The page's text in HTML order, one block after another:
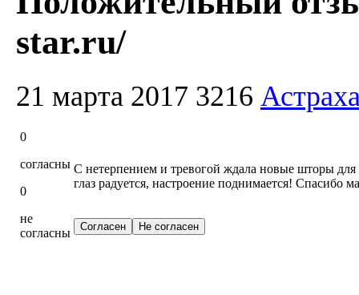
star.ru/
21 марта 2017 3216
0
согласны
0
не
согласны
С нетерпением и тревогой ждала новые шторы
глаз радуется, настроение поднимается! Спасибо